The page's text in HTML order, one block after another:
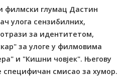
филмски глумац Дастин
улога сензибилних,
за идентитетом,
за улоге у филмовима
и "Кишни човјек". Његову
специфичан смисао за хумор.